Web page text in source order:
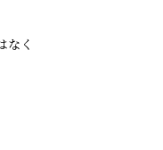
なく